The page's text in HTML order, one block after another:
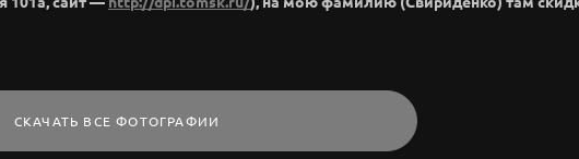
СКАЧАТЬ ВСЕ ФОТОГРАФИИ